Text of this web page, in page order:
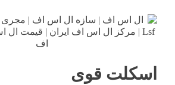
اسکلت قوی